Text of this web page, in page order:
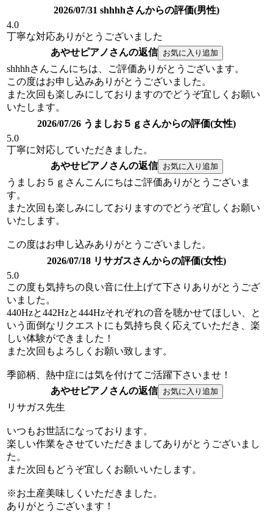
2026/07/31 shhhhさんからの評価(男性)
4.0
丁寧な対応ありがとうございました
あやせピアノさんの返信
shhhhさんこんにちは、ご評価ありがとうございます。
この度はお申し込みありがとうございました。
また次回も楽しみにしておりますのでどうぞ宜しくお願い
いたします。
2026/07/26 うましお５ｇさんからの評価(女性)
5.0
丁寧に対応していただきました。
あやせピアノさんの返信
うましお５ｇさんこんにちはご評価ありがとうございま
す。
また次回も楽しみにしておりますのでどうぞ宜しくお願い
いたします。
この度はお申し込みありがとうございました。
2026/07/18 リサガスさんからの評価(女性)
5.0
この度も気持ちの良い音に仕上げて下さりありがとうござ
いました。
440Hzと442Hzと444Hzそれぞれの音を聴かせてほしい、と
いう面倒なリクエストにも気持ち良く応えていただき、楽
しい体験ができました！
また次回もよろしくお願い致します。
季節柄、熱中症には気を付けてご活躍下さいませ！
あやせピアノさんの返信
リサガス先生
いつもお世話になっております。
楽しい作業をさせていただきましてありがとうございまし
た。
また次回もどうぞ宜しくお願いいたします。
※お土産美味しくいただきました。
ありがとうございます！